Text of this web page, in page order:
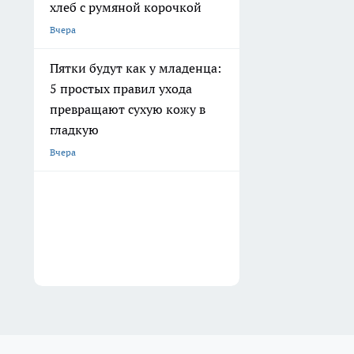
хлеб с румяной корочкой
Вчера
Пятки будут как у младенца:
5 простых правил ухода
превращают сухую кожу в
гладкую
Вчера